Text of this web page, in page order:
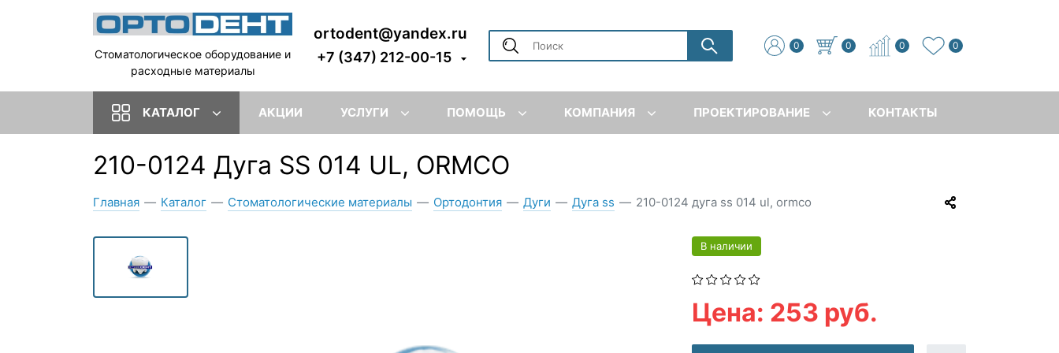
Стоматологическое оборудование и
расходные материалы
ortodent@yandex.ru
+7 (347) 212-00-15
0 0 0 0
КАТАЛОГ АКЦИИ УСЛУГИ ПОМОЩЬ КОМПАНИЯ ПРОЕКТИРОВАНИЕ КОНТАКТЫ
210-0124 Дуга SS 014 UL, ORMCO
Главная — Каталог — Стоматологические материалы — Ортодонтия — Дуги — Дуга ss — 210-0124 дуга ss 014 ul, ormco
В наличии
Цена: 253 руб.